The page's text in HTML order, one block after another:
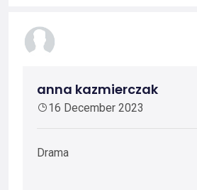
anna kazmierczak
16 December 2023
Drama